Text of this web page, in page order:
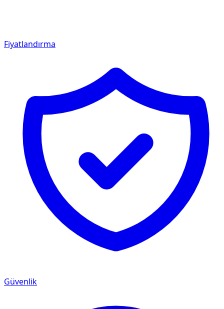
Fiyatlandırma
Güvenlik